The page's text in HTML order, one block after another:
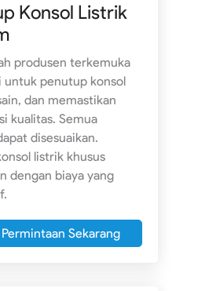
Konsol Listrik
produsen terkemuka
untuk penutup konsol
dan memastikan
kualitas. Semua
disesuaikan.
listrik khusus
dengan biaya yang
Sekarang